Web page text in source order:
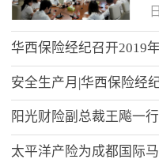
阳光财险副总裁王飚一